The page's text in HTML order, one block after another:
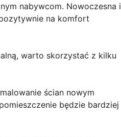
nabywcom. Nowoczesna i
na komfort
warto skorzystać z kilku
ścian nowym
będzie bardziej